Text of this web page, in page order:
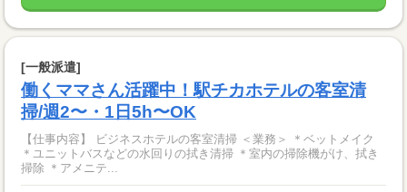
[一般派遣]
働くママさん活躍中！駅チカホテルの客室清
掃/週2〜・1日5h〜OK
【仕事内容】 ビジネスホテルの客室清掃 ＜業務＞ ＊ベットメイク
＊ユニットバスなどの水回りの拭き清掃 ＊室内の掃除機がけ、拭き
掃除 ＊アメニテ...